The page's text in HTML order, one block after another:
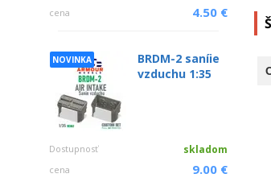
cena 4.50 €
NOVINKA
BRDM-2 saníie
vzduchu 1:35
Dostupnosť skladom
cena 9.00 €